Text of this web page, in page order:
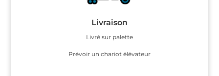
Livraison
Livré sur palette
Prévoir un chariot élévateur